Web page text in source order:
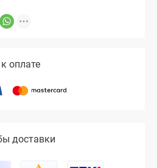
оплате
доставки